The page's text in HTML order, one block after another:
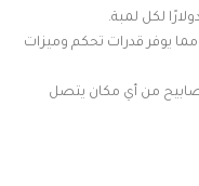
مما يوفر قدرات تحكم وميزات
من أي مكان يتصل